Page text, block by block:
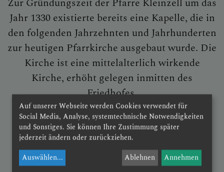
KONTAKT
PFARRVERBANDSBLÄTT
ER
SEELSORGETEAM
Jahr 1330 existierte bereits eine Kapelle, die in
den folgenden Jahrzehnten und Jahrhunderten
zur heutigen Pfarrkirche ausgebaut wurde. Die
Kirche ist eine mittelalterlich wirkende
Kirche, erhöht gelegen inmitten des
Friedhofes.
Friedhof:
Der Friedhof in Kleinzell ist Eigentum der
Röm.-kath. Pfarrkirche Kleinzell mit 160
Auf unserer Webseite werden Cookies verwendet für
Social Media, Analyse, systemtechnische Notwendigkeiten
und Sonstiges. Sie können Ihre Zustimmung später
jederzeit ändern oder zurückziehen.
Auswählen... Ablehnen Annehmen